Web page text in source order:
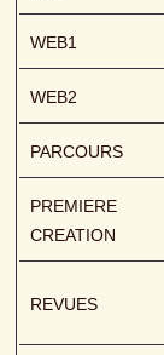
WEB1
WEB2
PARCOURS
PREMIERE
CREATION
REVUES